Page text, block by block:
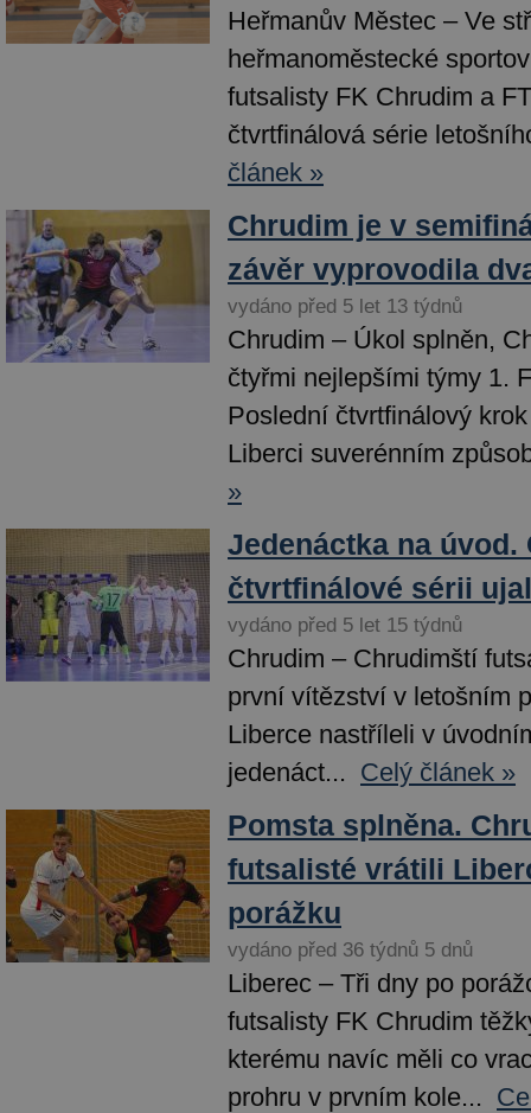
Heřmanův Městec – Ve
heřmanoměstecké
futsalisty FK Chrudim a
čtvrtfinálová série
článek »
Chrudim je v
závěr vyprovodila
vydáno před 5 let 13 týdnů
Chrudim – Úkol splněn,
čtyřmi nejlepšími týmy 1.
Poslední čtvrtfinálový
Liberci suverénním
»
Jedenáctka na úvod.
čtvrtfinálové sérii
vydáno před 5 let 15 týdnů
Chrudim – Chrudimští
první vítězství v letošním
Liberce nastříleli v
jedenáct... Celý článek »
Pomsta splněna.
futsalisté vrátili
porážku
vydáno před 36 týdnů 5 dnů
Liberec – Tři dny po
futsalisty FK Chrudim
kterému navíc měli co
prohru v prvním kole...